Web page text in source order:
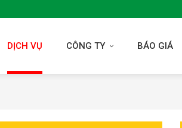
DỊCH VỤ CÔNG TY BÁO GIÁ